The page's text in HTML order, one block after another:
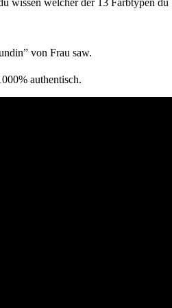
von Frau saw.
authentisch.